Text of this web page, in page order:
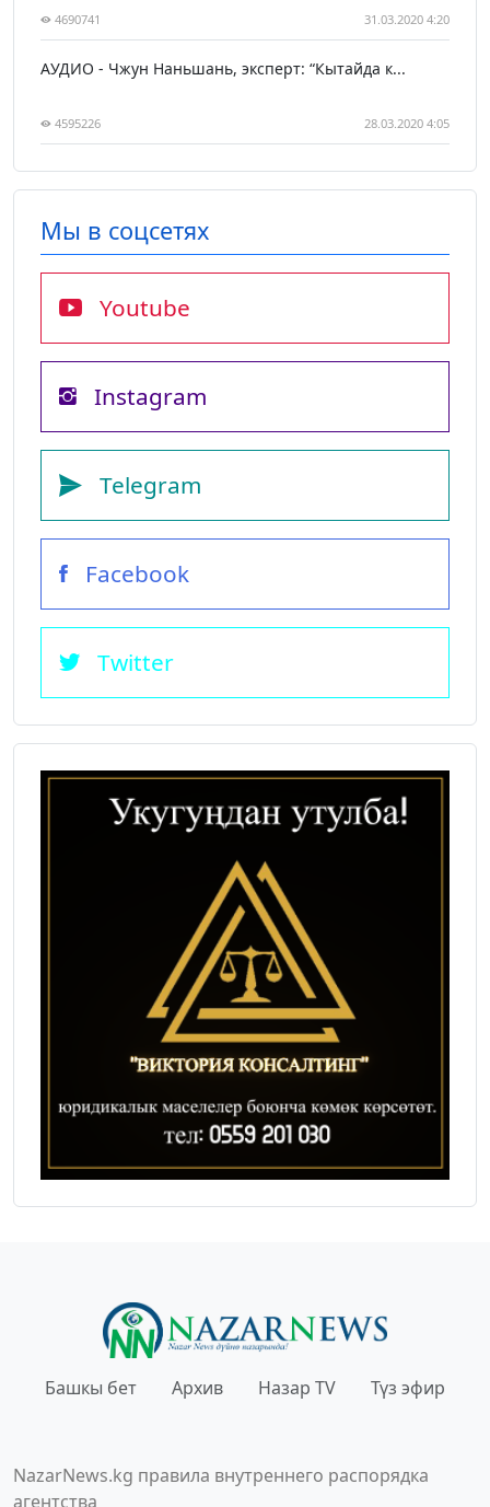
4690741 31.03.2020 4:20
АУДИО - Чжун Наньшань, эксперт: “Кытайда к...
4595226 28.03.2020 4:05
Мы в соцсетях
Youtube
Instagram
Telegram
Facebook
Twitter
Башкы бет Архив Назар TV Түз эфир
NazarNews.kg правила внутреннего распорядка
агентства